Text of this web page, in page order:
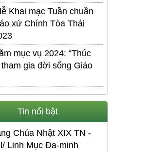
Khai mạc Tuần chuần
xứ Chính Tòa Thái
mục vụ 2024: “Thúc
gia đời sống Giáo
Tin nổi bật
Chúa Nhật XIX TN -
Linh Mục Đa-minh